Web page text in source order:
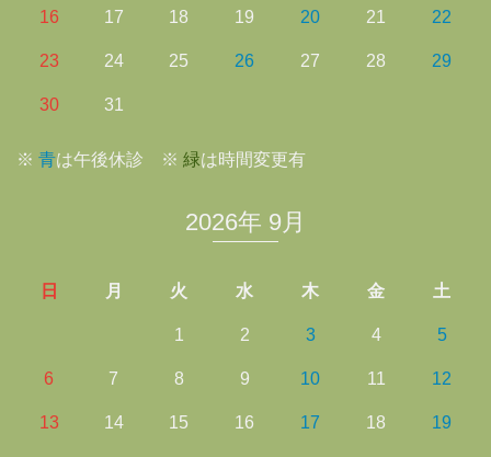
16 17 18 19 20 21 22
23 24 25 26 27 28 29
30 31
※ 青は午後休診 ※ 緑は時間変更有
2026年 9月
日 月 火 水 木 金 土
1 2 3 4 5
6 7 8 9 10 11 12
13 14 15 16 17 18 19